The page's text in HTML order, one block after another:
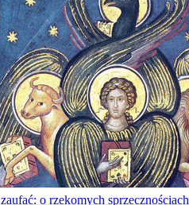
o rzekomych sprzecznościach